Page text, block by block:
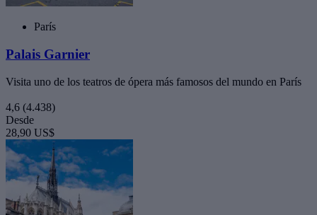
París
Palais Garnier
Visita uno de los teatros de ópera más famosos del mundo en París
4,6 (4.438)
Desde
28,90 US$